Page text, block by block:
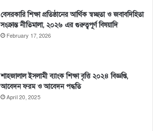
বেসরকারি শিক্ষা প্রতিষ্ঠানের আর্থিক স্বচ্ছতা ও জবাবদিহিতা
সংক্রান্ত নীতিমালা, ২০২৬ এর গুরুত্বপূর্ণ বিষয়াদি
February 17, 2026
শাহজালাল ইসলামী ব্যাংক শিক্ষা বৃত্তি ২০২৪ বিজ্ঞপ্তি,
আবেদন ফরম ও আবেদন পদ্ধতি
April 20, 2025